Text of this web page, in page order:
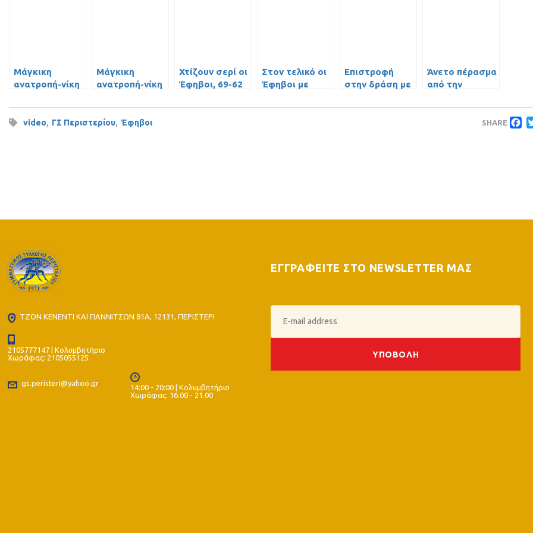
Μάγκικη
ανατροπή-νίκη
Έφηβους επί
του ΠΑΟ
Μάγκικη
ανατροπή-νίκη
Έφηβους επί
του ΠΑΟ
Χτίζουν σερί οι
Έφηβοι, 69-62
0 (video)!
Στον τελικό οι
Έφηβοι με
πρόκριση επί
Επιστροφή
στην δράση με
νίκη για τους
Άνετο πέρασμα
από την
τους Έφηβους
video, ΓΣ Περιστερίου, Έφηβοι SHARE
ΤΖΟΝ ΚΕΝΕΝΤΙ ΚΑΙ ΓΙΑΝΝΙΤΣΩΝ 81Α, 12131, ΠΕΡΙΣΤΕΡΙ
2105777147 | Κολυμβητήριο
Χωράφας: 2105055125
gs.peristeri@yahoo.gr
14:00 - 20:00 | Κολυμβητήριο
Χωράφας: 16.00 - 21.00
ΕΓΓΡΑΦΕΙΤΕ ΣΤΟ NEWSLETTER ΜΑΣ